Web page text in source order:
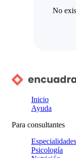
No
Inicio
Ayuda
Para consultantes
Especialidades
Psicología